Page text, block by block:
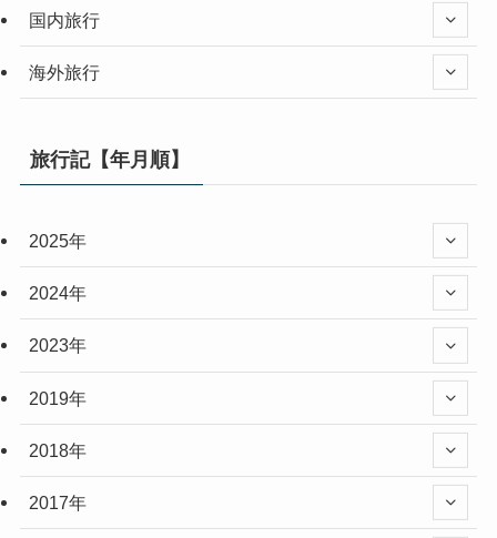
国内旅行
海外旅行
旅行記【年月順】
2025年
2024年
2023年
2019年
2018年
2017年